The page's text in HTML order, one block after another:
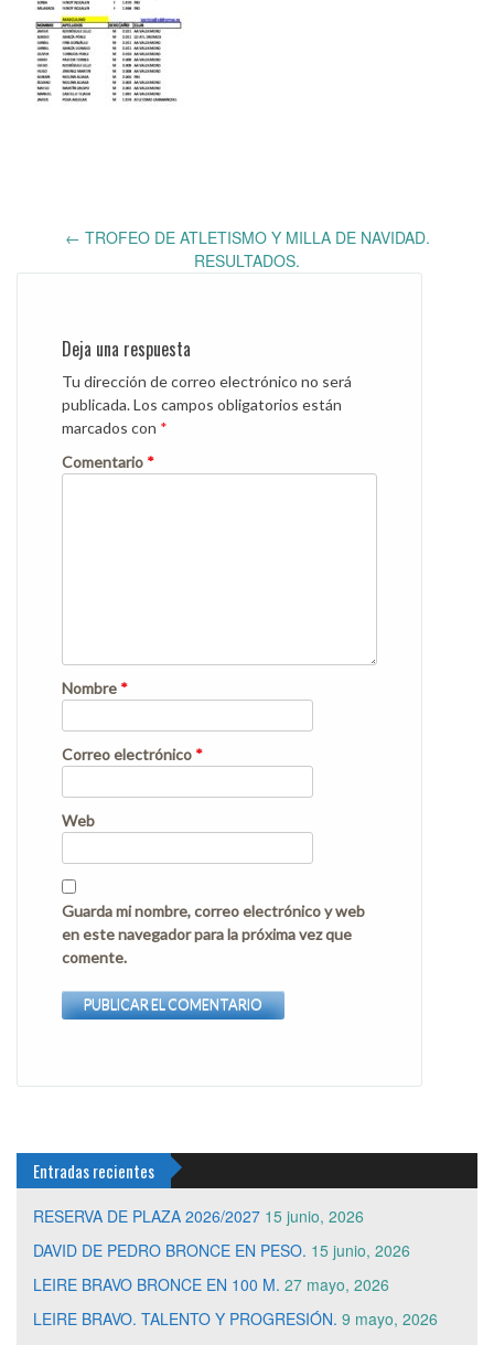
← TROFEO DE ATLETISMO Y MILLA DE NAVIDAD.
RESULTADOS.
Deja una respuesta
Tu dirección de correo electrónico no será
publicada.Los campos obligatorios están
marcados con *
Comentario *
Nombre *
Correo electrónico *
Web
Guarda mi nombre, correo electrónico y web
en este navegador para la próxima vez que
comente.
Entradas recientes
RESERVA DE PLAZA 2026/2027 15 junio, 2026
DAVID DE PEDRO BRONCE EN PESO. 15 junio, 2026
LEIRE BRAVO BRONCE EN 100 M. 27 mayo, 2026
LEIRE BRAVO. TALENTO Y PROGRESIÓN. 9 mayo, 2026